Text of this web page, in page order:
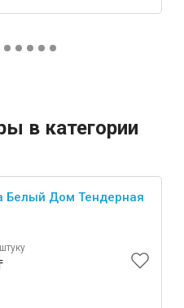
в категории
Белый Дом Тендерная